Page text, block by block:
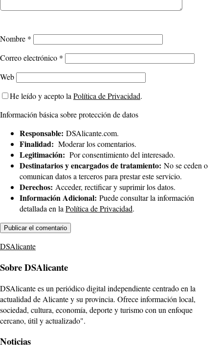
Nombre *
Correo electrónico *
Web
He leído y acepto la Política de Privacidad.
Información básica sobre protección de datos
Responsable: DSAlicante.com.
Finalidad: Moderar los comentarios.
Legitimación: Por consentimiento del interesado.
Destinatarios y encargados de tratamiento: No se ceden o
comunican datos a terceros para prestar este servicio.
Derechos: Acceder, rectificar y suprimir los datos.
Información Adicional: Puede consultar la información
detallada en la Política de Privacidad.
DSAlicante
Sobre DSAlicante
DSAlicante es un periódico digital independiente centrado en la
actualidad de Alicante y su provincia. Ofrece información local,
sociedad, cultura, economía, deporte y turismo con un enfoque
cercano, útil y actualizado".
Noticias